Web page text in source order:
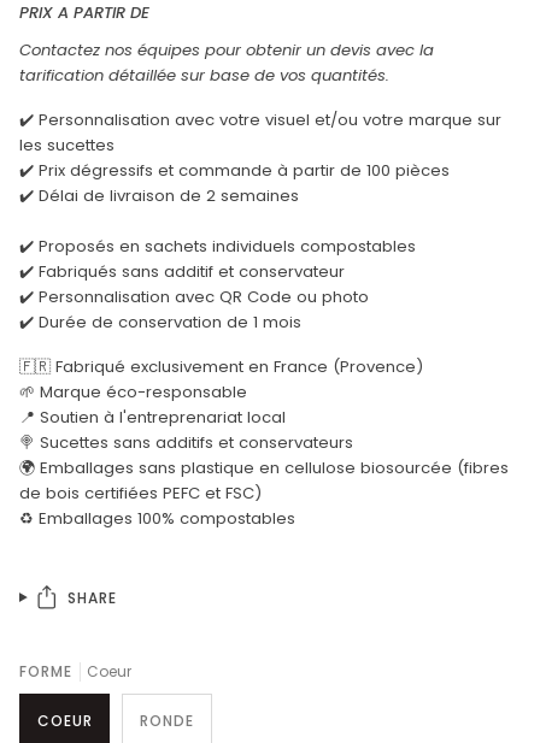
PRIX A PARTIR DE
Contactez nos équipes pour obtenir un devis avec la
tarification détaillée sur base de vos quantités.
✔️ Personnalisation avec votre visuel et/ou votre marque sur
les sucettes
✔️ Prix dégressifs et commande à partir de 100 pièces
✔️ Délai de livraison de 2 semaines
✔️ Proposés en sachets individuels compostables
✔️ Fabriqués sans additif et conservateur
✔️ Personnalisation avec QR Code ou photo
✔️ Durée de conservation de 1 mois
🇫🇷 Fabriqué exclusivement en France (Provence)
🌱 Marque éco-responsable
📍 Soutien à l'entreprenariat local
🍭 Sucettes sans additifs et conservateurs
🌍 Emballages sans plastique en cellulose biosourcée (fibres
de bois certifiées PEFC et FSC)
♻️ Emballages 100% compostables
SHARE
FORME Coeur
COEUR RONDE